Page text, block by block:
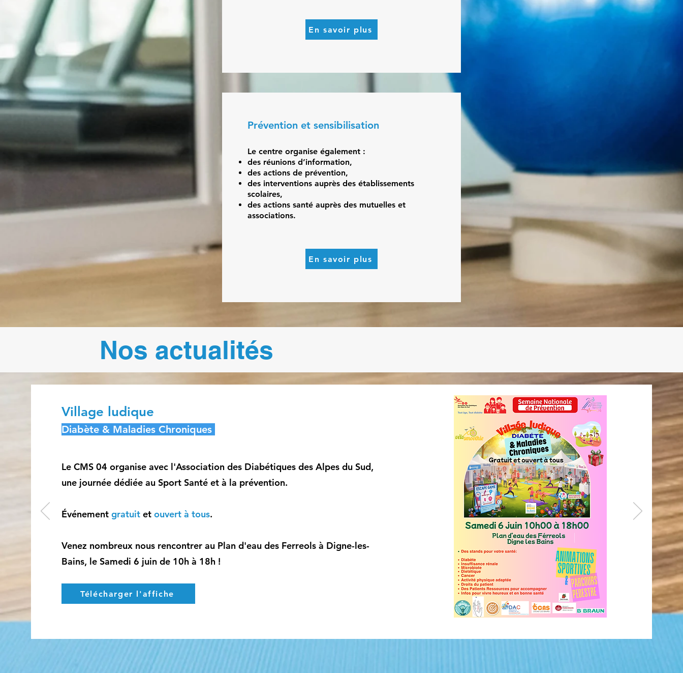
En savoir plus
Prévention et sensibilisation
Le centre organise également :
des réunions d’information,
des actions de prévention,
des interventions auprès des établissements
scolaires,
des actions santé auprès des mutuelles et
associations.
En savoir plus
Nos actualités
Village ludique
Diabète & Maladies Chroniques
Le CMS 04 organise avec l'Association des Diabétiques des Alpes du Sud,
une journée dédiée au Sport Santé et à la prévention.
Événement gratuit et ouvert à tous.
Venez nombreux nous rencontrer au Plan d'eau des Ferreols à Digne-les-
Bains, le Samedi 6 juin de 10h à 18h !
Télécharger l'affiche